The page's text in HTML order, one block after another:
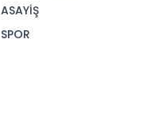
ASAYİŞ
SPOR